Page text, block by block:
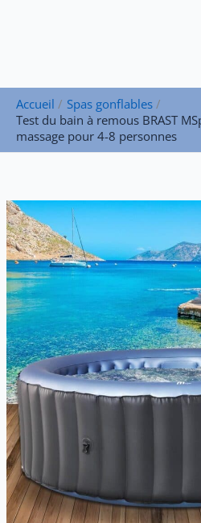
Accueil
Spas gonflables
Test du bain à remous BRAST
massage pour 4-8 personnes